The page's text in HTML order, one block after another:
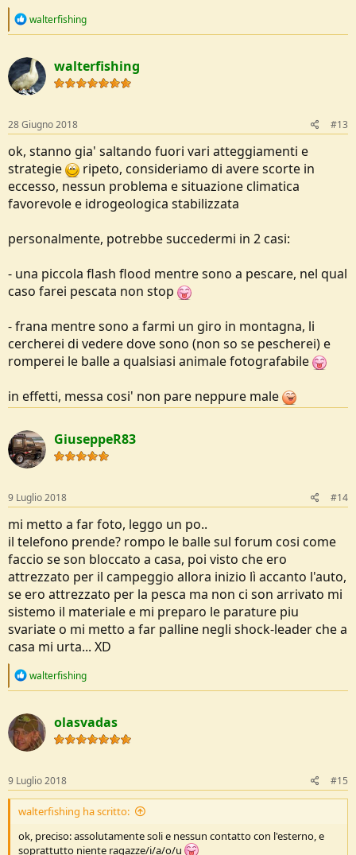
R
c
t
i
o
s
:
walterfishing
walterfishing
28 Giugno 2018 #13
ok, stanno gia' saltando fuori vari atteggiamenti e
strategie
ripeto, consideriamo di avere scorte in
eccesso, nessun problema e situazione climatica
favorevole e idrogeologica stabilizzata
personalmente, potrebbe succedermi in 2 casi:
- una piccola flash flood mentre sono a pescare, nel qual
caso farei pescata non stop
- frana mentre sono a farmi un giro in montagna, li
cercherei di vedere dove sono (non so se pescherei) e
romperei le balle a qualsiasi animale fotografabile
in effetti, messa cosi' non pare neppure male
GiuseppeR83
9 Luglio 2018 #14
mi metto a far foto, leggo un po..
il telefono prende? rompo le balle sul forum cosi come
faccio se son bloccato a casa, poi visto che ero
attrezzato per il campeggio allora inizio lì accanto l'auto,
se ero attrezzato per la pesca ma non ci son arrivato mi
sistemo il materiale e mi preparo le parature piu
svariate o mi metto a far palline negli shock-leader che a
casa mi urta... XD
R
c
t
i
o
s
:
walterfishing
olasvadas
9 Luglio 2018 #15
walterfishing ha scritto:
ok, preciso: assolutamente soli e nessun contatto con l'esterno, e
soprattutto niente ragazze/i/a/o/u